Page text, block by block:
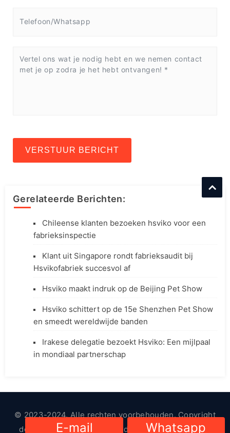
VERSTUUR BERICHT
Gerelateerde Berichten:
Chileense klanten bezoeken hsviko voor een
fabrieksinspectie
Klant uit Singapore rondt fabrieksaudit bij
Hsvikofabriek succesvol af
Hsviko maakt indruk op de Beijing Pet Show
Hsviko schittert op de 15e Shenzhen Pet Show
en smeedt wereldwijde banden
Irakese delegatie bezoekt Hsviko: Een mijlpaal
in mondiaal partnerschap
E-mail Whatsapp
© 2023-2024. Alle rechten voorbehouden. Copyright
door
HsViko Dierenbenodigdheden|Privacybeleid